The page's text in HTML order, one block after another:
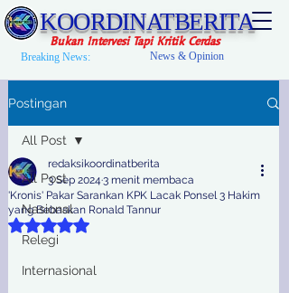
KOORDINATBERITA
Bukan Intervesi Tapi Kritik Cerdas
Breaking News: News & Opinion
Postingan
All Post
Nasional
Relegi
Internasional
All Post
'Kronis' Pakar Sarankan KPK Lacak Ponsel 3 Hakim
yang Bebaskan Ronald Tannur
redaksikoordinatberita
3 Sep 2024 3 menit membaca
Dinilai NaN dari 5 bintang.